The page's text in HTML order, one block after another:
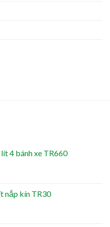
4 bánh xe TR660
nắp kín TR30